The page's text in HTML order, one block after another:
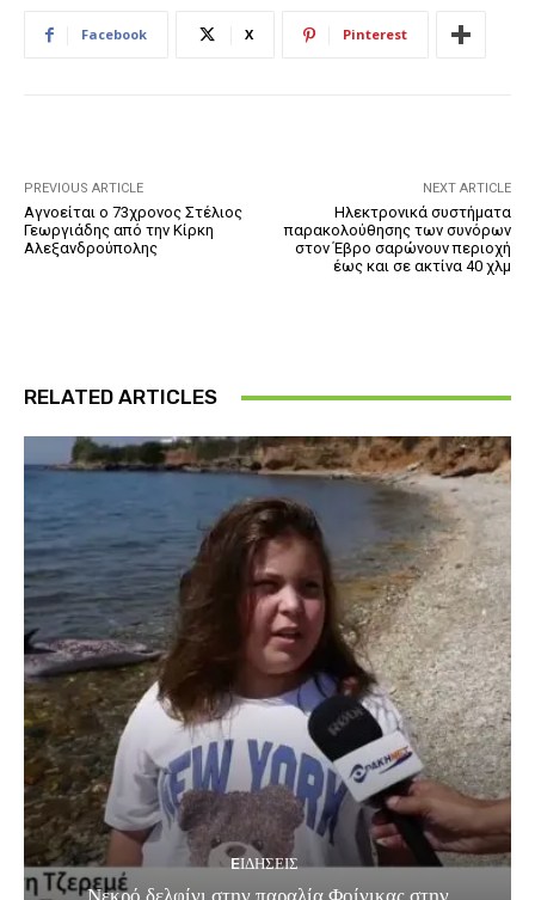
Facebook X Pinterest
PREVIOUS ARTICLE
Αγνοείται ο 73χρονος Στέλιος
Γεωργιάδης από την Κίρκη
Αλεξανδρούπολης
NEXT ARTICLE
Ηλεκτρονικά συστήματα
παρακολούθησης των συνόρων
στον Έβρο σαρώνουν περιοχή
έως και σε ακτίνα 40 χλμ
RELATED ARTICLES
EΙΔΗΣΕΙΣ